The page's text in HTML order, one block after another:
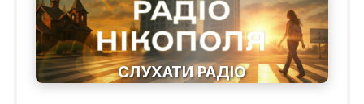
СЛУХАТИ РАДІО